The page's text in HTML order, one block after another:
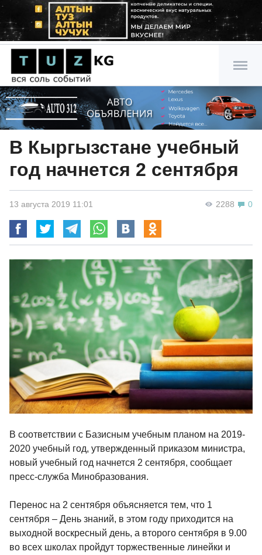
В Кыргызстане учебный
год начнется 2 сентября
2288 0
13 августа 2019 11:01
В соответствии с Базисным учебным планом на 2019-
2020 учебный год, утвержденный приказом министра,
новый учебный год начнется 2 сентября, сообщает
пресс-служба Минобразования.
Перенос на 2 сентября объясняется тем, что 1
сентября – День знаний, в этом году приходится на
выходной воскресный день, а второго сентября в 9.00
во всех школах пройдут торжественные линейки и